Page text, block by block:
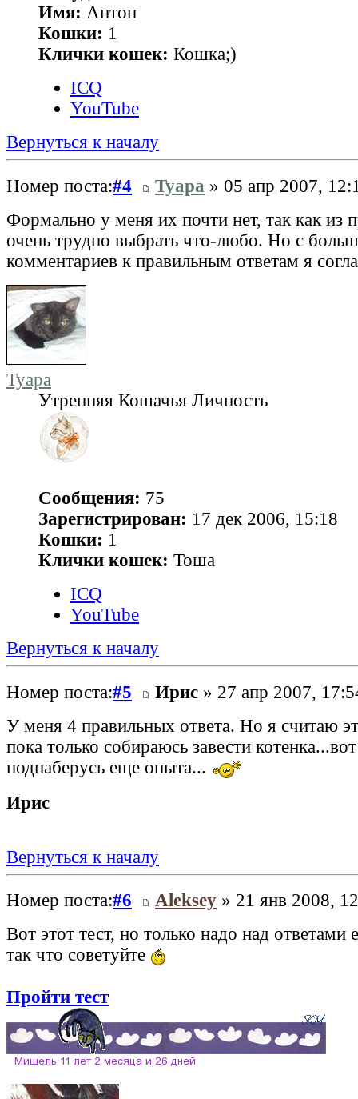
Имя: Антон
Кошки: 1
Клички кошек: Кошка;)
ICQ
YouTube
Вернуться к началу
Номер поста:#4 Tyapa » 05 апр 2007,
Формально у меня их почти нет, так как из
очень трудно выбрать что-любо. Но с
комментариев к правильным ответам я
Tyapa
Утренняя Кошачья Личность
Сообщения: 75
Зарегистрирован: 17 дек 2006, 15:18
Кошки: 1
Клички кошек: Тоша
ICQ
YouTube
Вернуться к началу
Номер поста:#5 Ирис » 27 апр 2007,
У меня 4 правильных ответа. Но я считаю
пока только собираюсь завести
поднаберусь еще опыта...
Ирис
Вернуться к началу
Номер поста:#6 Aleksey » 21 янв 2008,
Вот этот тест, но только надо над ответами
так что советуйте
Пройти тест